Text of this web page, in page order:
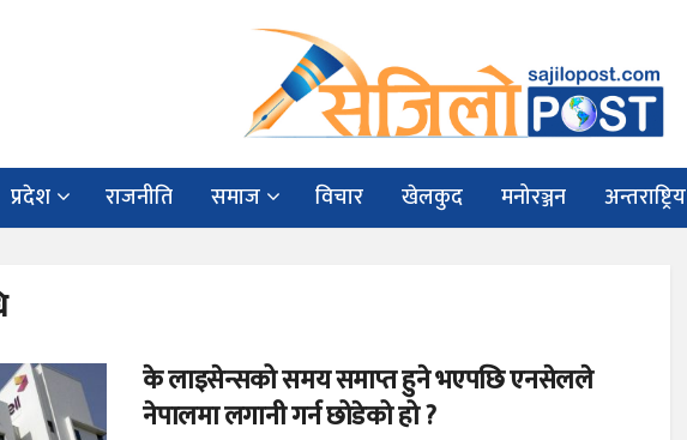
प्रदेश राजनीति समाज विचार खेलकुद मनोरञ्जन अन्तराष्ट्रिय
के लाइसेन्सको समय समाप्त हुने भएपछि एनसेलले
नेपालमा लगानी गर्न छोडेको हो ?